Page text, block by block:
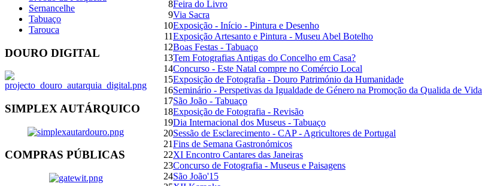
Sernancelhe
Tabuaço
Tarouca
DOURO DIGITAL
SIMPLEX AUTÁRQUICO
COMPRAS PÚBLICAS
8Feira do Livro
9Via Sacra
10Exposição - Início - Pintura e Desenho
11Exposição Artesanto e Pintura - Museu Abel Botelho
12Boas Festas - Tabuaço
13Tem Fotografias Antigas do Concelho em Casa?
14Concurso - Este Natal compre no Comércio Local
15Exposição de Fotografia - Douro Património da Humanidade
16Seminário - Perspetivas da Igualdade de Género na Promoção da Qualida de Vida
17São João - Tabuaço
18Exposição de Fotografia - Revisão
19Dia Internacional dos Museus - Tabuaço
20Sessão de Esclarecimento - CAP - Agricultores de Portugal
21Fins de Semana Gastronómicos
22XI Encontro Cantares das Janeiras
23Concurso de Fotografia - Museus e Paisagens
24São João'15